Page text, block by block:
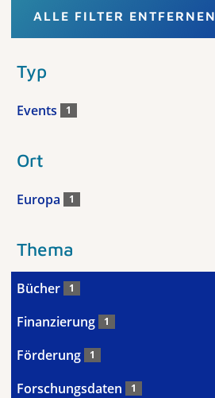
ALLE FILTER ENTFERNEN
Typ
Events 1
Ort
Europa 1
Thema
Bücher 1
Finanzierung 1
Förderung 1
Forschungsdaten 1